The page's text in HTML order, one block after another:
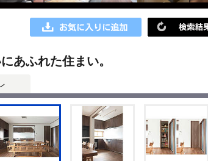
あふれた住まい。